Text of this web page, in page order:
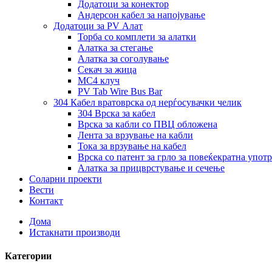
Додатоци за конектор
Андерсон кабел за напојување
Додатоци за PV Алат
Торба со комплети за алатки
Алатка за стегање
Алатка за соголување
Секач за жица
MC4 клуч
PV Tab Wire Bus Bar
304 Кабел вратоврска од нерѓосувачки челик
304 Врска за кабел
Врска за кабли со ПВЦ обложена
Лента за врзување на кабли
Тока за врзување на кабел
Врска со патент за грло за повеќекратна
Алатка за прицврстување и сечење
Соларни проекти
Вести
Контакт
Дома
Истакнати производи
Категории